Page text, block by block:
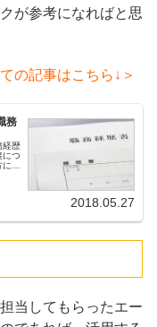
が参考になればと思
の記事はこちら↓＞
務
経歴
につ
つ
2018.05.27
当してもらったエー